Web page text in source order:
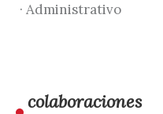
· Administrativo
colaboraciones